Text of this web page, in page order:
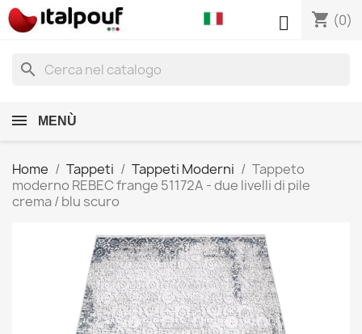
shopping_cart (0)

search
MENÙ
Home Tappeti Tappeti Moderni
Tappeto
moderno REBEC frange 51172A - due livelli di pile
crema / blu scuro